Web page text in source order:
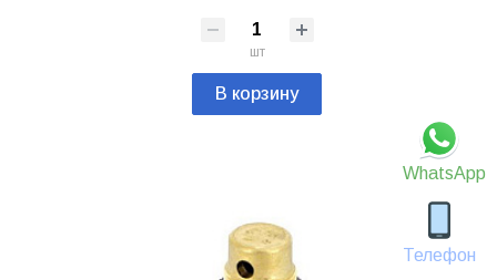
WhatsApp
Телефон
шт
В корзину